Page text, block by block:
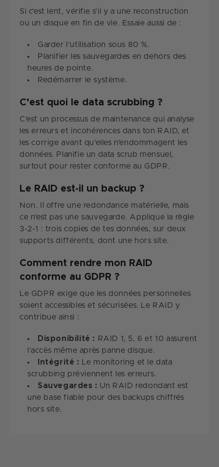
Si c’est lent, vérifie s’il y a une reconstruction
ou un disque en fin de vie. Essaie aussi de :
Garder l’utilisation sous 80 %.
Planifier les sauvegardes en dehors des
heures de pointe.
Redémarrer le système.
C’est quoi le data scrubbing ?
C’est un processus de maintenance qui analyse
les erreurs et incohérences dans ton RAID, et
les corrige avant qu’elles n’endommagent les
données. Planifie un data scrub mensuel,
surtout pour rester conforme au GDPR.
Le RAID est-il un backup ?
Non. Il offre une redondance matérielle, mais
ce n’est pas une sauvegarde. Applique la règle
3-2-1 : trois copies de tes données, sur deux
supports différents, dont une hors site.
Comment rendre mon RAID
conforme au GDPR ?
Le GDPR exige que les données personnelles
soient accessibles et sécurisées. Le RAID y
contribue ainsi :
Disponibilité : RAID 1, 5, 6 et 10 assurent
l’accès même après panne disque.
Intégrité : Le monitoring et le data
scrubbing préviennent les erreurs.
Sauvegardes : Un RAID redondant est
une base fiable pour des backups chiffrés
hors site.